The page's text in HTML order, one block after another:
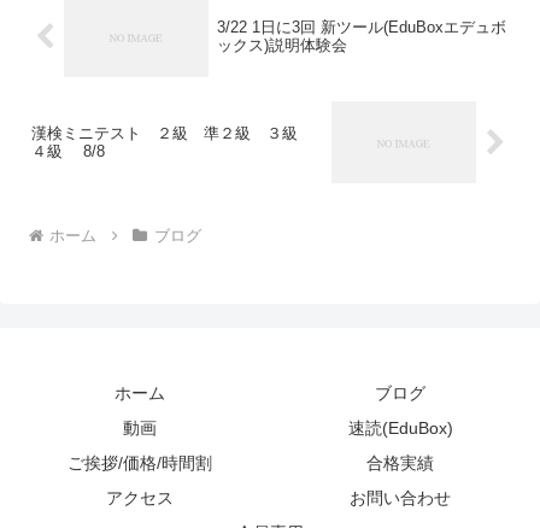
3/22 1日に3回 新ツール(EduBoxエデュボ
ックス)説明体験会
漢検ミニテスト ２級 準２級 ３級
４級 8/8
ホーム ブログ
ホーム
ブログ
動画
速読(EduBox)
ご挨拶/価格/時間割
合格実績
アクセス
お問い合わせ